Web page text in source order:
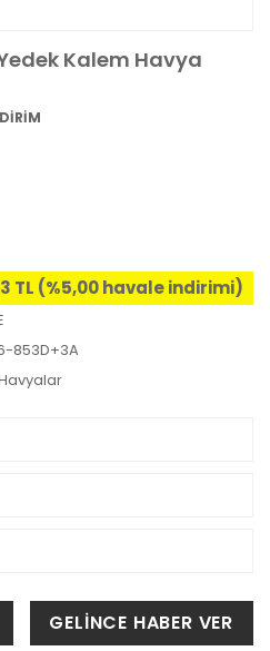
Kalem Havya
TL (%5,00 havale indirimi)
853D+3A
GELİNCE HABER VER